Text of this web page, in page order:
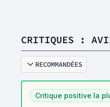
CRITIQUES :
RECOMMANDÉES
Critique positive la